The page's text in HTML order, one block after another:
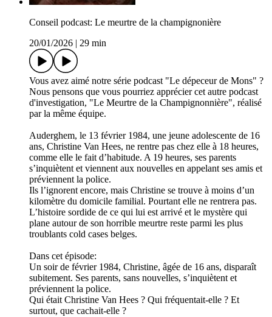
Conseil podcast: Le meurtre de la champignonière
20/01/2026
29 min
Vous avez aimé notre série podcast "Le dépeceur de Mons" ?
Nous pensons que vous pourriez apprécier cet autre podcast
d'investigation, "Le Meurtre de la Champignonnière", réalisé
par la même équipe.
Auderghem, le 13 février 1984, une jeune adolescente de 16
ans, Christine Van Hees, ne rentre pas chez elle à 18 heures,
comme elle le fait d’habitude. A 19 heures, ses parents
s’inquiètent et viennent aux nouvelles en appelant ses amis et
préviennent la police.
Ils l’ignorent encore, mais Christine se trouve à moins d’un
kilomètre du domicile familial. Pourtant elle ne rentrera pas.
L’histoire sordide de ce qui lui est arrivé et le mystère qui
plane autour de son horrible meurtre reste parmi les plus
troublants cold cases belges.
Dans cet épisode:
Un soir de février 1984, Christine, âgée de 16 ans, disparaît
subitement. Ses parents, sans nouvelles, s’inquiètent et
préviennent la police.
Qui était Christine Van Hees ? Qui fréquentait-elle ? Et
surtout, que cachait-elle ?